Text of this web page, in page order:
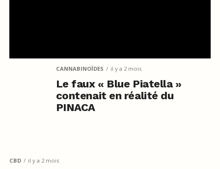
CANNABINOÏDES il y a 2 mois
Le faux « Blue Piatella »
contenait en réalité du
PINACA
CBD il y a 2 mois